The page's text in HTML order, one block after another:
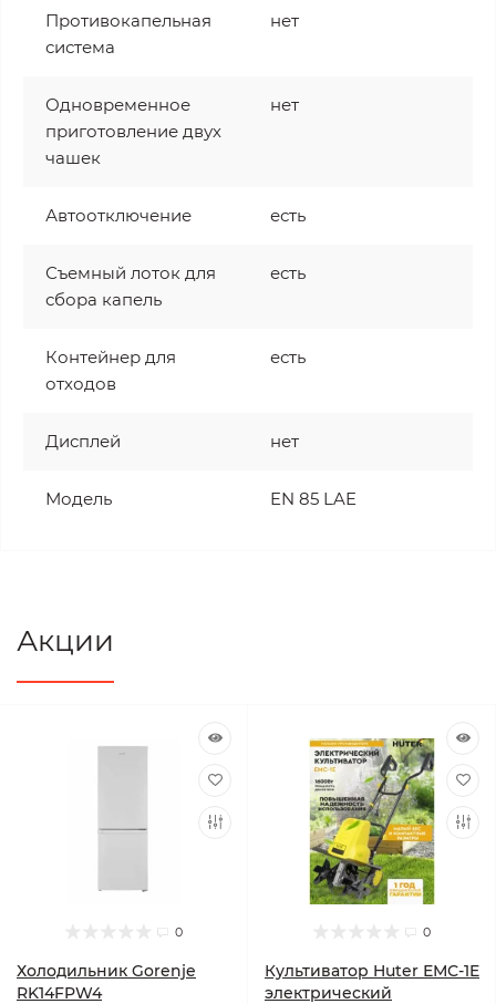
Противокапельная
система
нет
Одновременное
приготовление двух
чашек
нет
Автоотключение есть
Съемный лоток для
сбора капель
есть
Контейнер для
отходов
есть
Дисплей нет
Модель EN 85 LAE
Акции
0
Холодильник Gorenje
RK14FPW4
0
Культиватор Huter ЕМС-1E
электрический